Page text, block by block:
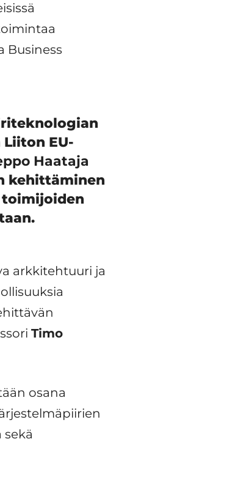
Business
EU-
Haataja
kehittäminen
toimijoiden
arkkitehtuuri ja
Timo
osana